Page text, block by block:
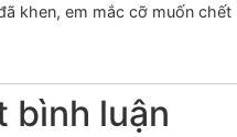
khen, em mắc cỡ muốn
bình luận